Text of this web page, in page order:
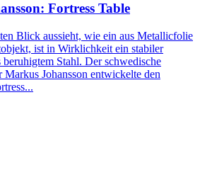
Fortress Table
Blick aussieht, wie ein aus Metallicfolie
ist in Wirklichkeit ein stabiler
beruhigtem Stahl. Der schwedische
Markus Johansson entwickelte den